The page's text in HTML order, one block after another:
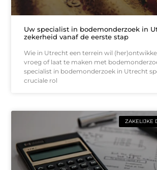
Uw specialist in bodemonderzoek in
zekerheid vanaf de eerste stap
Wie in Utrecht een terrein wil
vroeg of laat te maken met
specialist in bodemonderzoek in Utrecht
cruciale rol
ZAKELIJKE